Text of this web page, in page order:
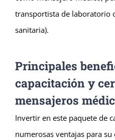
transportista de laboratorio
sanitaria).
Principales
capacitación y
mensajeros
Invertir en este paquete de
numerosas ventajas para